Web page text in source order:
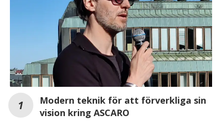
Modern teknik för att förverkliga sin
vision kring ASCARO